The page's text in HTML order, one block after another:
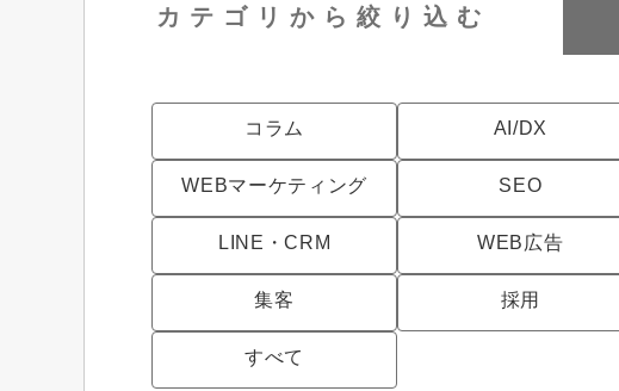
カテゴリから絞り込む
コラム AI/DX
WEBマーケティング SEO
LINE・CRM WEB広告
集客 採用
すべて